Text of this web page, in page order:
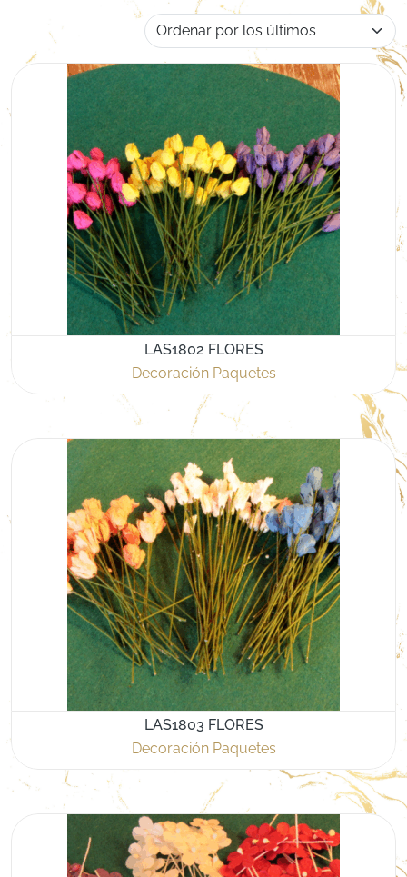
LAS1802 FLORES
Decoración Paquetes
LAS1803 FLORES
Decoración Paquetes